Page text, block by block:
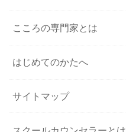
こころの専門家とは
はじめてのかたへ
サイトマップ